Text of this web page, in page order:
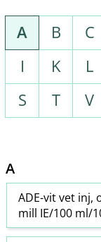
A B C
I
K L
S
T V
A
ADE-vit vet inj,
mill IE/100 ml/